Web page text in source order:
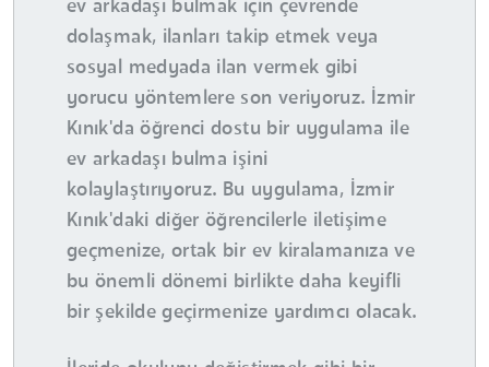
ev arkadaşı bulmak için çevrende
dolaşmak, ilanları takip etmek veya
sosyal medyada ilan vermek gibi
yorucu yöntemlere son veriyoruz. İzmir
Kınık'da öğrenci dostu bir uygulama ile
ev arkadaşı bulma işini
kolaylaştırıyoruz. Bu uygulama, İzmir
Kınık'daki diğer öğrencilerle iletişime
geçmenize, ortak bir ev kiralamanıza ve
bu önemli dönemi birlikte daha keyifli
bir şekilde geçirmenize yardımcı olacak.